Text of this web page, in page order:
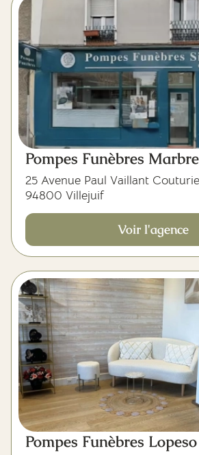
Pompes Funèbres
25 Avenue Paul Vaillant
94800 Villejuif
Voir l'agence
Pompes Funèbres Lopeso